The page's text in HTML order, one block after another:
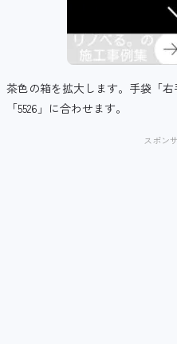
茶色の箱を拡大します。手袋「右
「5526」に合わせます。
スポン